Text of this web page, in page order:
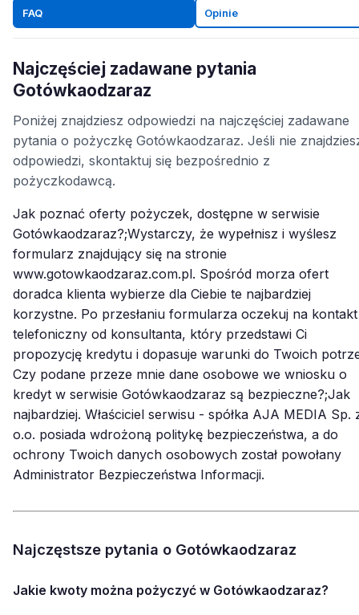
FAQ Opinie
Najczęściej zadawane pytania
Gotówkaodzaraz
Poniżej znajdziesz odpowiedzi na najczęściej zadawane
pytania o pożyczkę Gotówkaodzaraz. Jeśli nie
odpowiedzi, skontaktuj się bezpośrednio z
pożyczkodawcą.
Jak poznać oferty pożyczek, dostępne w serwisie
Gotówkaodzaraz?;Wystarczy, że wypełnisz i wyślesz
formularz znajdujący się na stronie
www.gotowkaodzaraz.com.pl. Spośród morza ofert
doradca klienta wybierze dla Ciebie te najbardziej
korzystne. Po przesłaniu formularza oczekuj na kontakt
telefoniczny od konsultanta, który przedstawi Ci
propozycję kredytu i dopasuje warunki do Twoich
Czy podane przeze mnie dane osobowe we wniosku o
kredyt w serwisie Gotówkaodzaraz są bezpieczne?;Jak
najbardziej. Właściciel serwisu - spółka AJA MEDIA Sp.
o.o. posiada wdrożoną politykę bezpieczeństwa, a do
ochrony Twoich danych osobowych został powołany
Administrator Bezpieczeństwa Informacji.
Najczęstsze pytania o Gotówkaodzaraz
Jakie kwoty można pożyczyć w Gotówkaodzaraz?